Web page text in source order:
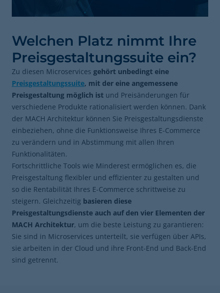
Welchen Platz nimmt Ihre
Preisgestaltungssuite ein?
Zu diesen Microservices gehört unbedingt eine
Preisgestaltungssuite, mit der eine angemessene
Preisgestaltung möglich ist und Preisänderungen für
verschiedene Produkte rationalisiert werden können. Dank
der MACH Architektur können Sie Preisgestaltungsdienste
einbeziehen, ohne die Funktionsweise Ihres E-Commerce
zu verändern und in Abstimmung mit allen Ihren
Funktionalitäten.
Fortschrittliche Tools wie Minderest ermöglichen es, die
Preisgestaltung flexibler und effizienter zu gestalten und
so die Rentabilität Ihres E-Commerce schrittweise zu
steigern. Gleichzeitig basieren diese
Preisgestaltungsdienste auch auf den vier Elementen der
MACH Architektur, um die beste Leistung zu garantieren:
Sie sind in Microservices unterteilt, sie verfügen über APIs,
sie arbeiten in der Cloud und ihre Front-End und Back-End
sind getrennt.